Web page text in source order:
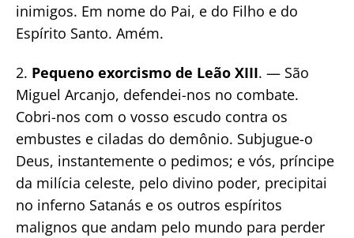
inimigos. Em nome do Pai, e do Filho e do
Espírito Santo. Amém.
2. Pequeno exorcismo de Leão XIII. — São
Miguel Arcanjo, defendei-nos no combate.
Cobri-nos com o vosso escudo contra os
embustes e ciladas do demônio. Subjugue-o
Deus, instantemente o pedimos; e vós, príncipe
da milícia celeste, pelo divino poder, precipitai
no inferno Satanás e os outros espíritos
malignos que andam pelo mundo para perder